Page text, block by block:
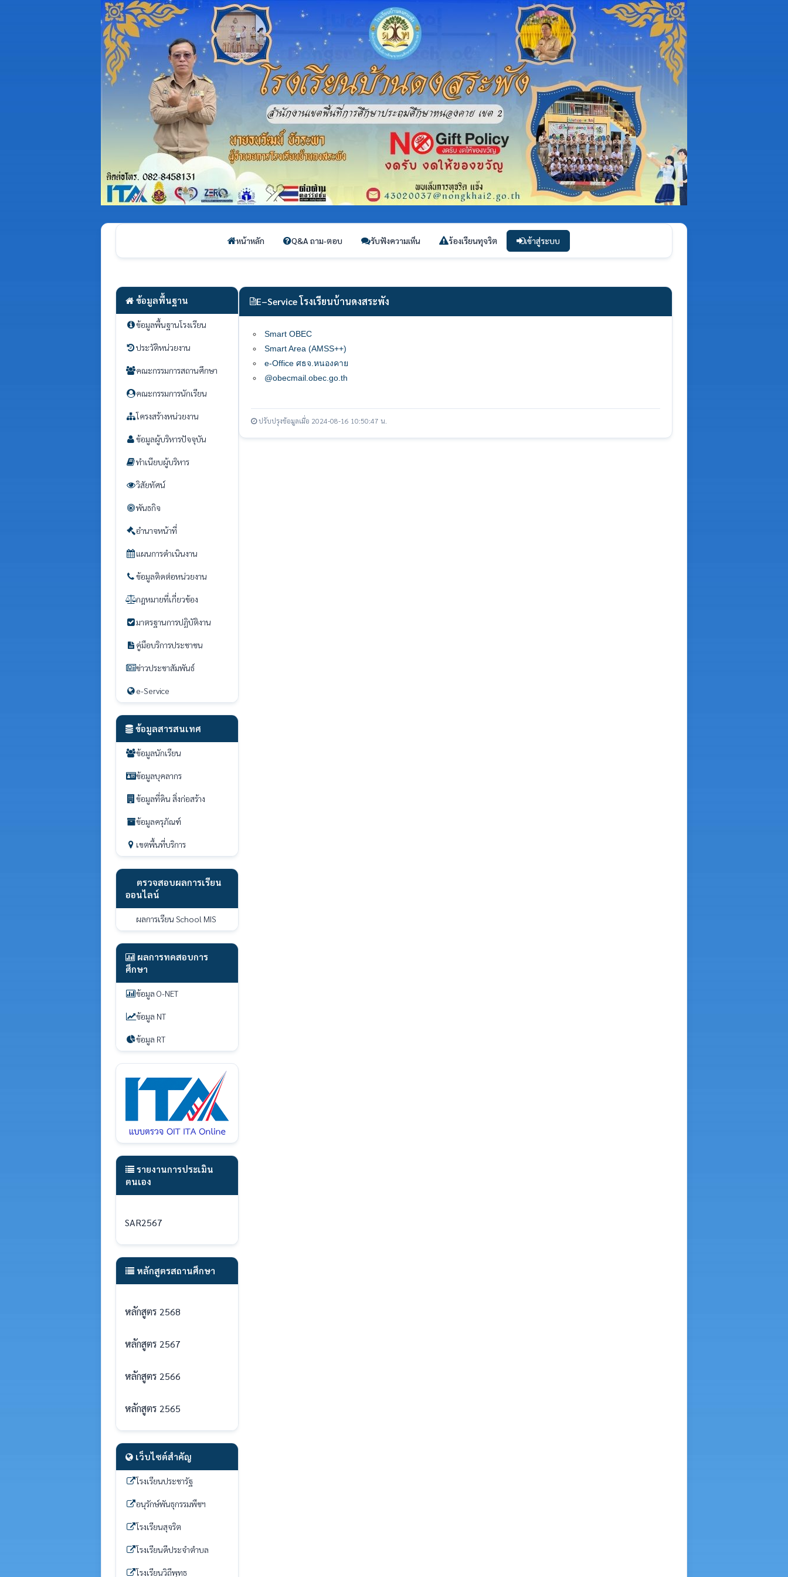
หน้าหลัก Q&A ถาม-ตอบ รับฟังความเห็น ร้องเรียนทุจริต เข้าสู่ระบบ
ข้อมูลพื้นฐาน
ข้อมูลพื้นฐานโรงเรียน
ประวัติหน่วยงาน
คณะกรรมการสถานศึกษา
คณะกรรมการนักเรียน
โครงสร้างหน่วยงาน
ข้อมูลผู้บริหารปัจจุบัน
ทำเนียบผู้บริหาร
วิสัยทัศน์
พันธกิจ
อำนาจหน้าที่
แผนการดำเนินงาน
ข้อมูลติดต่อหน่วยงาน
กฎหมายที่เกี่ยวข้อง
มาตรฐานการปฏิบัติงาน
คู่มือบริการประชาชน
ข่าวประชาสัมพันธ์
e-Service
ข้อมูลสารสนเทศ
ข้อมูลนักเรียน
ข้อมูลบุคลากร
ข้อมูลที่ดิน สิ่งก่อสร้าง
ข้อมูลครุภัณฑ์
เขตพื้นที่บริการ
ตรวจสอบผลการเรียน
ออนไลน์
ผลการเรียน School MIS
ผลการทดสอบการ
ศึกษา
ข้อมูล O-NET
ข้อมูล NT
ข้อมูล RT
รายงานการประเมิน
ตนเอง
SAR2567
หลักสูตรสถานศึกษา
หลักสูตร 2568
หลักสูตร 2567
หลักสูตร 2566
หลักสูตร 2565
เว็บไซต์สำคัญ
โรงเรียนประชารัฐ
อนุรักษ์พันธุกรรมพืชฯ
โรงเรียนสุจริต
โรงเรียนดีประจำตำบล
โรงเรียนวิถีพุทธ
E–Service โรงเรียนบ้านดงสระพัง
Smart OBEC
Smart Area (AMSS++)
e-Office ศธจ.หนองคาย
@obecmail.obec.go.th
ปรับปรุงข้อมูลเมื่อ 2024-08-16 10:50:47 น.